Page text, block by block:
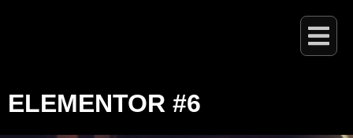
ELEMENTOR #6